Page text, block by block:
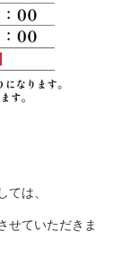
は、
せていただきま